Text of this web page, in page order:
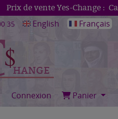
Prix de vente Yes-Change :
35 English Français
Connexion Panier